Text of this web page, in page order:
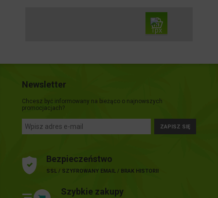
Newsletter
Chcesz być informowany na bieżąco o najnowszych
promocjacjach?
ZAPISZ SIĘ
Bezpieczeństwo
SSL / SZYFROWANY EMAIL / BRAK HISTORII
Szybkie zakupy